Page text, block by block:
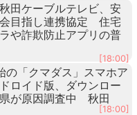
田ケーブルテレビ、安
目指し連携協定 住宅
や詐欺防止アプリの普
[18:00]
の「クマダス」スマホア
ロイド版、ダウンロー
が原因調査中 秋田
[18:00]